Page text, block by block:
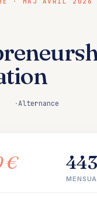
Alternance
€ 443